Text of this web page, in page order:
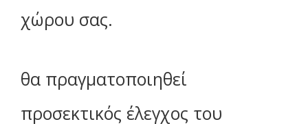
χώρου σας.
θα πραγματοποιηθεί
προσεκτικός έλεγχος του